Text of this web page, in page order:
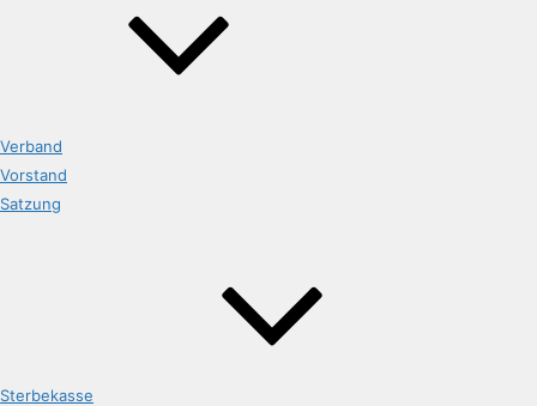
Verband
Vorstand
Satzung
Sterbekasse